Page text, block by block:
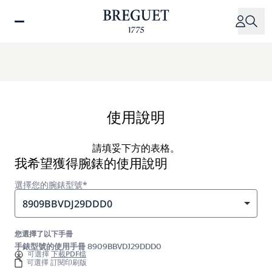
使用說明
請填妥下方的表格。
我希望獲得腕錶的使用說明
選擇您的腕錶型號*
8909BBVDJ29DDD0
您選擇了以下手冊
手錶型號的使用手冊 8909BBVDJ29DDD0
可選擇下載PDF檔
可選擇 訂閱印刷版